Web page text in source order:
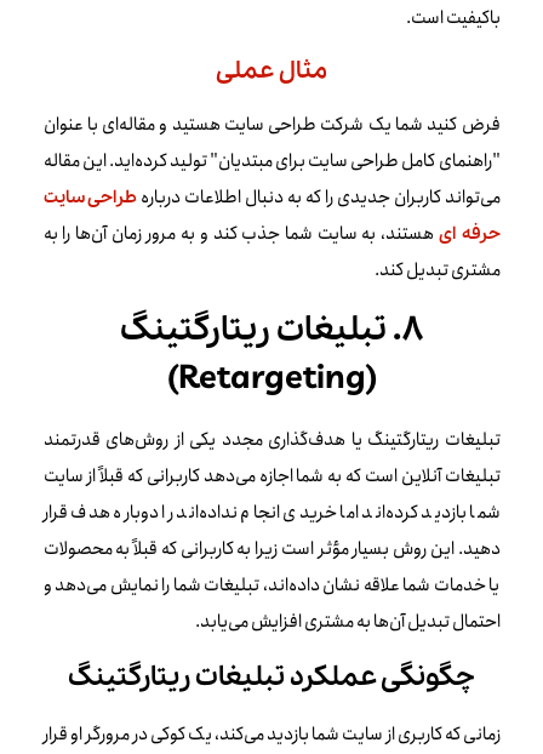
باکیفیت است.
مثال عملی
فرض کنید شما یک شرکت طراحی سایت هستید و مقاله‌ای با عنوان
"راهنمای کامل طراحی سایت برای مبتدیان" تولید کرده‌اید. این مقاله
می‌تواند کاربران جدیدی را که به دنبال اطلاعات درباره طراحی سایت
حرفه ای هستند، به سایت شما جذب کند و به مرور زمان آن‌ها را به
مشتری تبدیل کند.
۸. تبلیغات ریتارگتینگ
(Retargeting)
تبلیغات ریتارگتینگ یا هدف‌گذاری مجدد یکی از روش‌های قدرتمند
تبلیغات آنلاین است که به شما اجازه می‌دهد کاربرانی که قبلاً از سایت
شما بازدید کرده‌اند اما خریدی انجام نداده‌اند را دوباره هدف قرار
دهید. این روش بسیار مؤثر است زیرا به کاربرانی که قبلاً به محصولات
یا خدمات شما علاقه نشان داده‌اند، تبلیغات شما را نمایش می‌دهد و
احتمال تبدیل آن‌ها به مشتری افزایش می‌یابد.
چگونگی عملکرد تبلیغات ریتارگتینگ
زمانی که کاربری از سایت شما بازدید می‌کند، یک کوکی در مرورگر او قرار